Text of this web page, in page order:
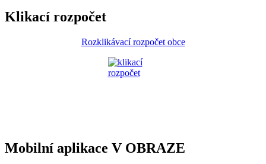
Klikací rozpočet
Rozklikávací rozpočet obce
Mobilní aplikace V OBRAZE